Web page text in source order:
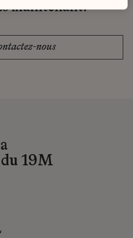
maintenant.
nous
19M